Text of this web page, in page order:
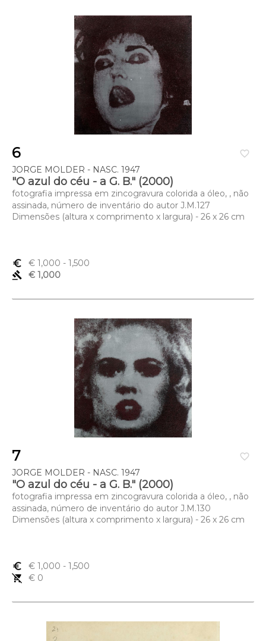
favorite_border
6
JORGE MOLDER - NASC. 1947
"O azul do céu - a G. B." (2000)
fotografia impressa em zincogravura colorida a óleo, , não
assinada, número de inventário do autor J.M.127
Dimensões (altura x comprimento x largura) - 26 x 26 cm
euro_symbol € 1,000 - 1,500
gavel
€ 1,000
favorite_border
7
JORGE MOLDER - NASC. 1947
"O azul do céu - a G. B." (2000)
fotografia impressa em zincogravura colorida a óleo, , não
assinada, número de inventário do autor J.M.130
Dimensões (altura x comprimento x largura) - 26 x 26 cm
euro_symbol € 1,000 - 1,500
remove_shopping_cart
€ 0